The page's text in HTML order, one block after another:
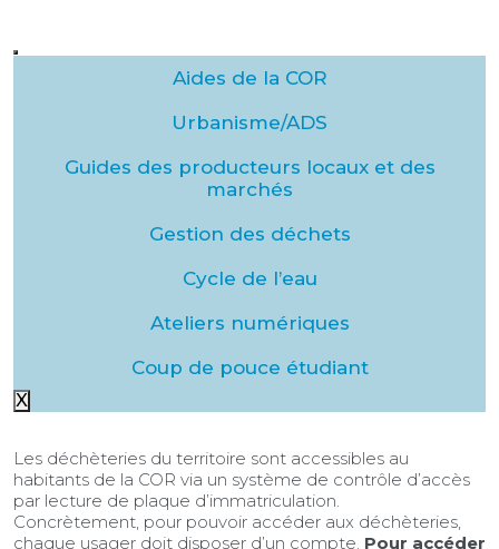
Aides de la COR
Urbanisme/ADS
Guides des producteurs locaux et des
marchés
Gestion des déchets
Cycle de l’eau
Ateliers numériques
Coup de pouce étudiant
X
Les déchèteries du territoire sont accessibles au
habitants de la COR via un système de contrôle d’accès
par lecture de plaque d’immatriculation.
Concrètement, pour pouvoir accéder aux déchèteries,
chaque usager doit disposer d’un compte. Pour accéder